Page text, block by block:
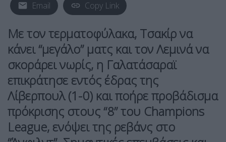
Email Copy Link
Με τον τερματοφύλακα, Τσακίρ να
κάνει “μεγάλο” ματς και τον Λεμινά να
σκοράρει νωρίς, η Γαλατάσαραϊ
επικράτησε εντός έδρας της
Λίβερπουλ (1-0) και ποήρε προβάδισμα
πρόκρισης στους “8” του Champions
League, ενόψει της ρεβάνς στο